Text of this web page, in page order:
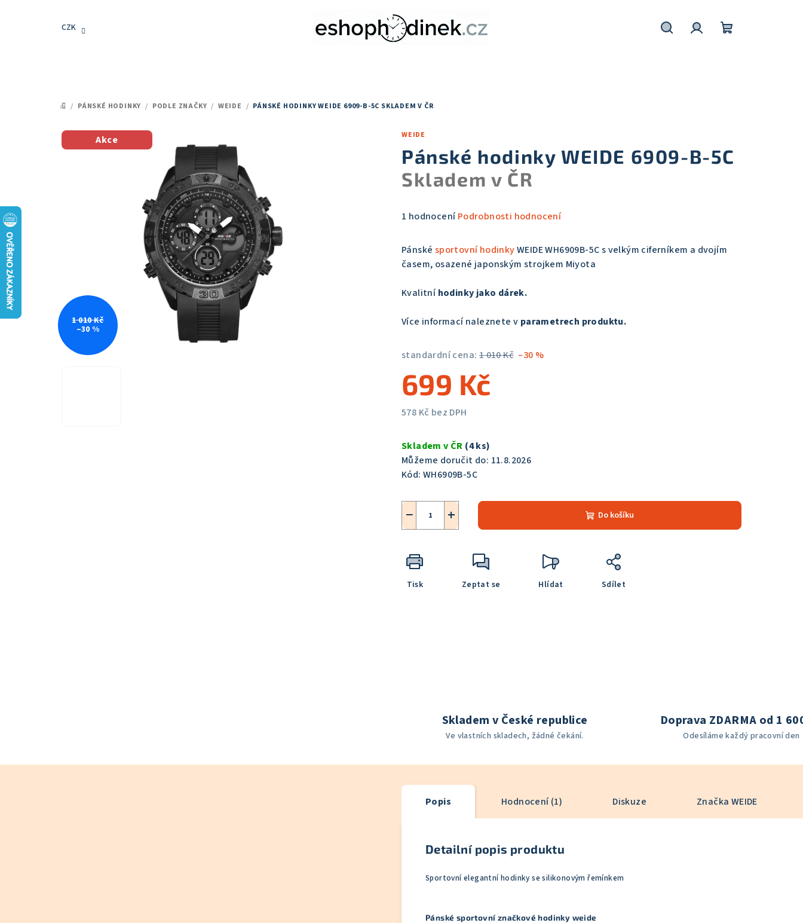
CZK
DOMŮ
/ PÁNSKÉ HODINKY / PODLE ZNAČKY / WEIDE / PÁNSKÉ HODINKY WEIDE 6909-B-5C SKLADEM V ČR
WEIDE
Pánské hodinky WEIDE 6909-B-5C
Skladem v ČR
Průměrné
produktu
je
z
hvězdiček.
1 hodnocení Podrobnosti hodnocení
Pánské sportovní hodinkyWEIDE WH6909B-5C s velkým ciferníkem a dvojím
časem, osazené japonským strojkem Miyota
Kvalitníhodinky jako dárek.
Více informací naleznete v parametrech produktu.
standardní cena: 1 010 Kč –30 %
699 Kč
578 Kč bez DPH
cena:
Skladem v ČR (4 ks)
Můžeme doručit do: 11.8.2026
Kód: WH6909B-5C
+
− Do košíku
Tisk Zeptat se Hlídat Sdílet
Akce
1 010 Kč
–30 %
Skladem v České republice
Ve vlastních skladech, žádné čekání.
Doprava ZDARMA od 1
Odesíláme každý pracovní den
Popis Hodnocení (1) Diskuze Značka WEIDE
Detailní popis produktu
Sportovní elegantní hodinky se silikonovým řemínkem
Pánské sportovní značkové hodinky weide